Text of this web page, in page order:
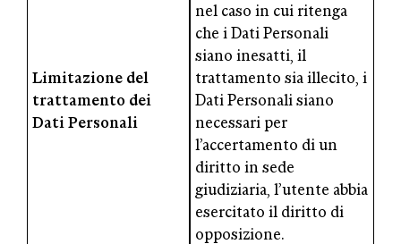
Limitazione del
trattamento dei
Dati Personali
nel caso in cui ritenga
che i Dati Personali
siano inesatti, il
trattamento sia illecito, i
Dati Personali siano
necessari per
l’accertamento di un
diritto in sede
giudiziaria, l’utente abbia
esercitato il diritto di
opposizione.